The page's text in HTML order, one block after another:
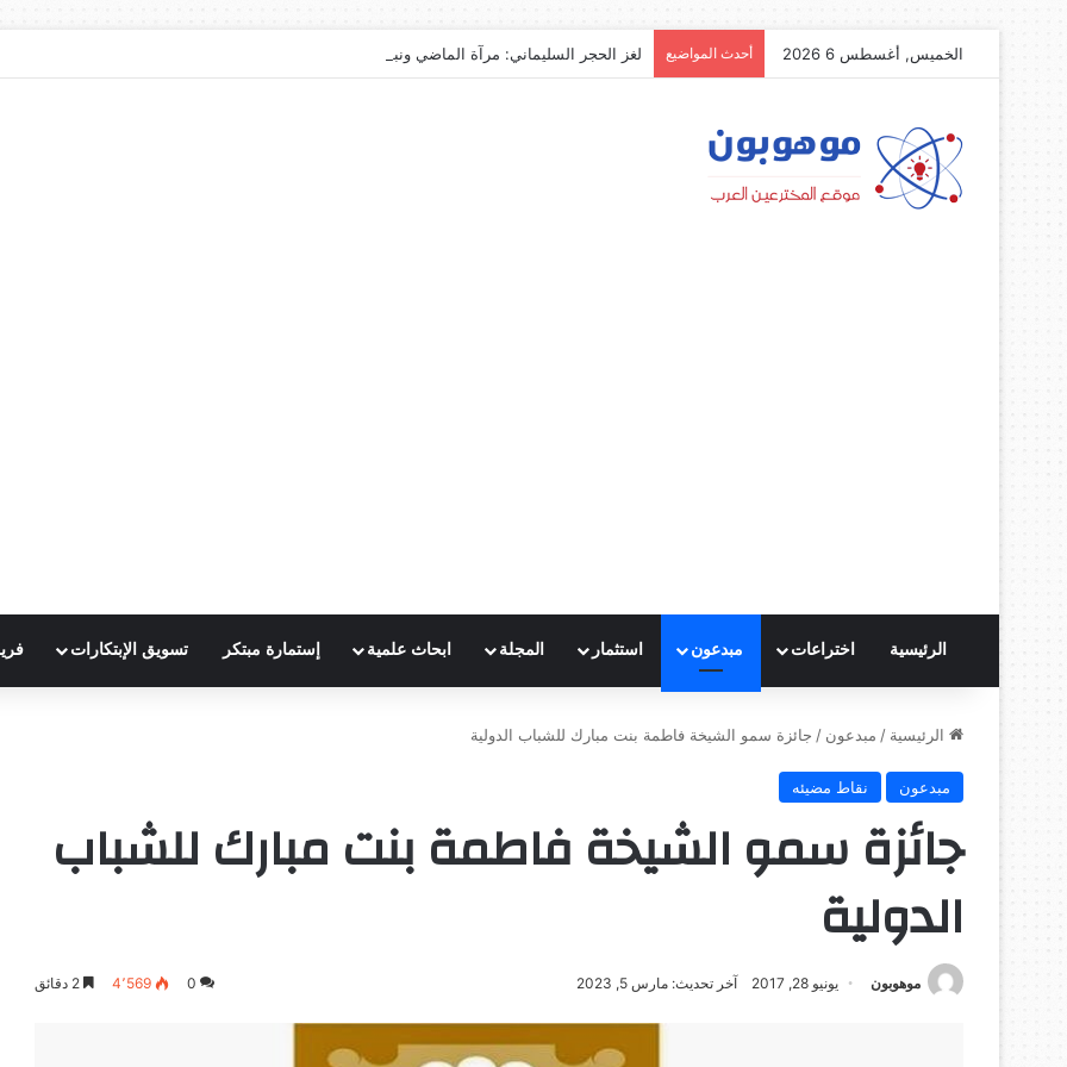
الخميس, أغسطس 6 2026 أحدث المواضيع لغز الحجر السليماني: مرآة الماضي ونبوءة الزوال
الرئيسية اختراعات مبدعون استثمار المجلة ابحاث علمية إستمارة مبتكر تسويق الإبتكارات
الرئيسية / مبدعون / جائزة سمو الشيخة فاطمة بنت مبارك للشباب الدولية
مبدعون نقاط مضيئه
جائزة سمو الشيخة فاطمة بنت مبارك للشباب
الدولية
موهوبون يونيو 28, 2017 آخر تحديث: مارس 5, 2023 0 4٬569